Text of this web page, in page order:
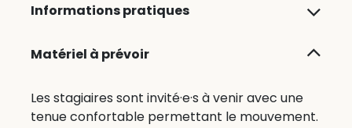
Informations pratiques
Matériel à prévoir
Les stagiaires sont invité·e·s à venir avec une
tenue confortable permettant le mouvement.